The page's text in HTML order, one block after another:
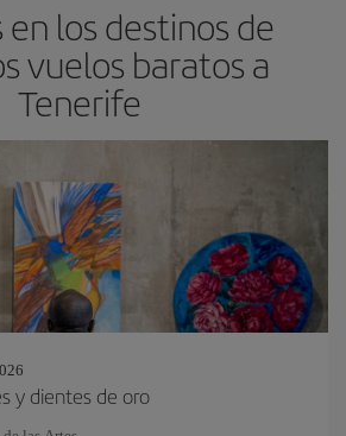
en los destinos de
vuelos baratos a
Tenerife
y dientes de oro